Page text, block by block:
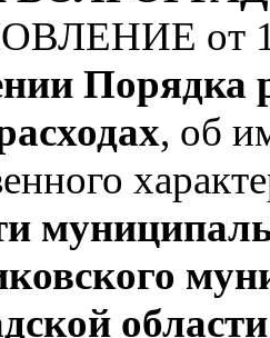
от
Порядка
, об
области